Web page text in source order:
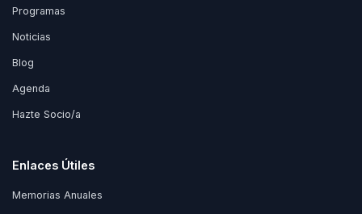
Programas
Noticias
Blog
Agenda
Hazte Socio/a
Enlaces Útiles
Memorias Anuales